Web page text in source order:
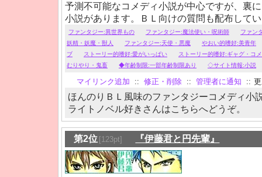
予測不可能なコメディ小説が中心ですが、裏
小説があります。ＢＬ向けの質問も配布して
を追加しました。
ファンタジー:異世界もの ファンタジー:魔法使い・呪術師
ファン
妖精・妖魔・獣人
ファンタジー:天使・悪魔
やおい的嗜好:美青年
ブ
ストーリー的嗜好:愛がいっぱい
ストーリー的嗜好:ギャグ・コ
むりやり・鬼畜
◆年齢制限:一部年齢制限あり ◇サイト情報:小説
マイリンク追加 :: 修正・削除 :: 管理者に通知 ::
ほんのりＢＬ風味のファンタジーコメディ小
ライトノベル好きさんはこちらへどうぞ。
第2位 [123pt] 『伊藤君と円先輩』